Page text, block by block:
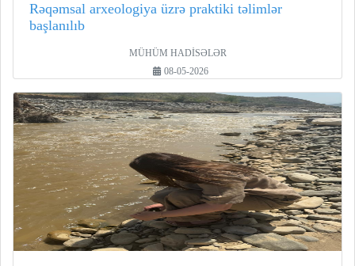
Rəqəmsal arxeologiya üzrə praktiki təlimlər
başlanılıb
MÜHÜM HADİSƏLƏR
08-05-2026